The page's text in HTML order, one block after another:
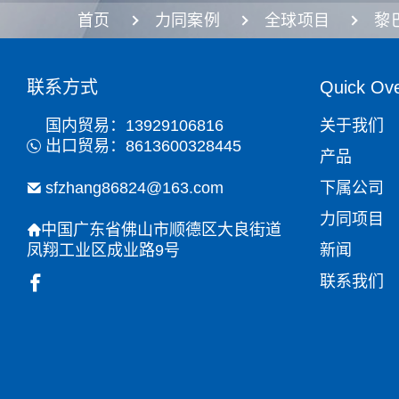
首页 力同案例 全球项目 黎
联系方式
国内贸易：13929106816
出口贸易：8613600328445
sfzhang86824@163.com
中国广东省佛山市顺德区大良街道
凤翔工业区成业路9号
Quick
关于我们
产品
下属公司
力同项目
新闻
联系我们